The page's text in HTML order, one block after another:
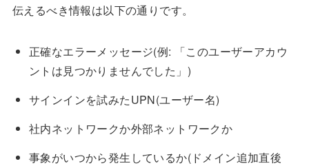
伝えるべき情報は以下の通りです。
正確なエラーメッセージ(例: 「このユーザーアカウ
ントは見つかりませんでした」)
サインインを試みたUPN(ユーザー名)
社内ネットワークか外部ネットワークか
事象がいつから発生しているか(ドメイン追加直後